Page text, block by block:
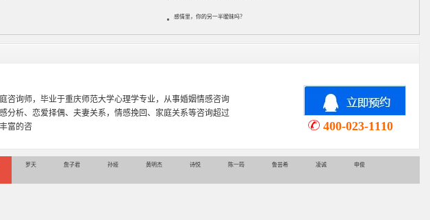
感情里，你的另一半暧昧吗？
咨询师，毕业于重庆师范大学心理学专业，从事婚姻情感咨询
分析、恋爱择偶、夫妻关系，情感挽回、家庭关系等咨询超过
富的咨
400-023-1110
罗天 詹子君 孙娅 黄明杰 诗悦 陈一筠 鲁芸希 凌诚 申俊